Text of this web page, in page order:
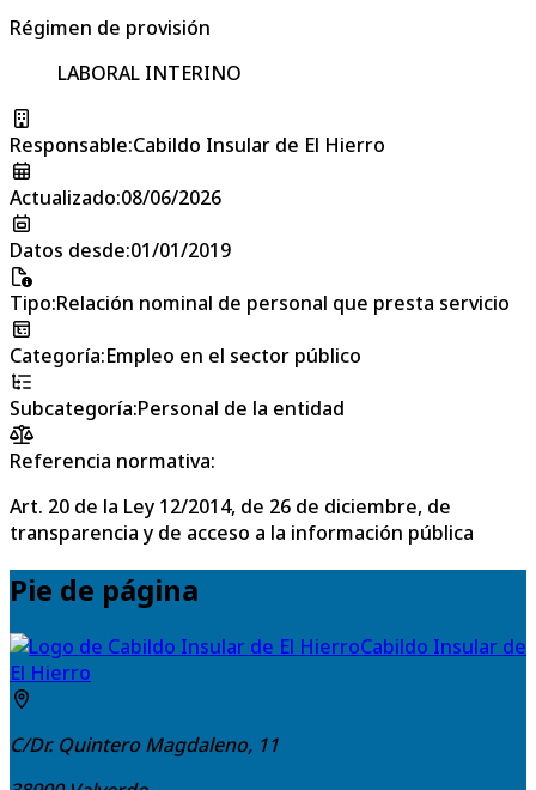
Régimen de provisión
LABORAL INTERINO
Responsable:Cabildo Insular de El Hierro
Actualizado:08/06/2026
Datos desde:01/01/2019
Tipo:Relación nominal de personal que presta servicio
Categoría:Empleo en el sector público
Subcategoría:Personal de la entidad
Referencia normativa:
Art. 20 de la Ley 12/2014, de 26 de diciembre, de
transparencia y de acceso a la información pública
Pie de página
Cabildo Insular de
El Hierro
C/Dr. Quintero Magdaleno, 11